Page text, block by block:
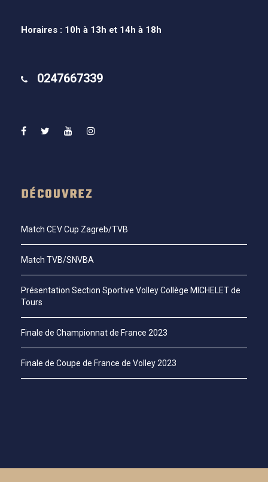
Horaires : 10h à 13h et 14h à 18h
0247667339
DÉCOUVREZ
Match CEV Cup Zagreb/TVB
Match TVB/SNVBA
Présentation Section Sportive Volley Collège MICHELET de
Tours
Finale de Championnat de France 2023
Finale de Coupe de France de Volley 2023